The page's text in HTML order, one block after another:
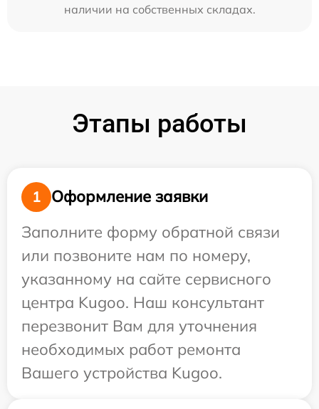
наличии на собственных складах.
Этапы работы
1
Оформление заявки
Заполните форму обратной связи
или позвоните нам по номеру,
указанному на сайте сервисного
центра Kugoo. Наш консультант
перезвонит Вам для уточнения
необходимых работ ремонта
Вашего устройства Kugoo.